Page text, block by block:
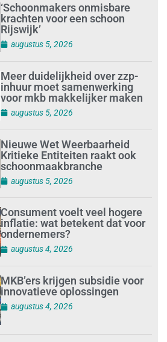
‘Schoonmakers onmisbare
krachten voor een schoon
Rijswijk’
augustus 5, 2026
Meer duidelijkheid over zzp-
inhuur moet samenwerking
voor mkb makkelijker maken
augustus 5, 2026
Nieuwe Wet Weerbaarheid
Kritieke Entiteiten raakt ook
schoonmaakbranche
augustus 5, 2026
Consument voelt veel hogere
inflatie: wat betekent dat voor
ondernemers?
augustus 4, 2026
MKB’ers krijgen subsidie voor
innovatieve oplossingen
augustus 4, 2026